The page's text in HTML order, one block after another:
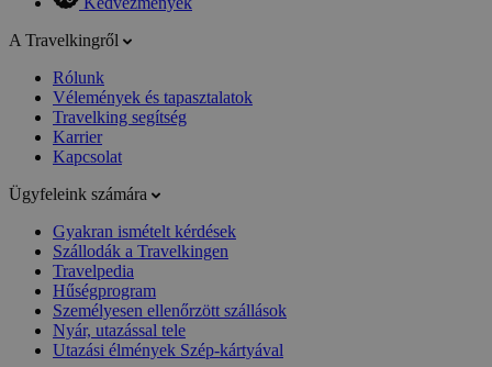
A Travelkingről
Rólunk
Vélemények és tapasztalatok
Travelking segítség
Karrier
Kapcsolat
Ügyfeleink számára
Gyakran ismételt kérdések
Szállodák a Travelkingen
Travelpedia
Hűségprogram
Személyesen ellenőrzött szállások
Nyár, utazással tele
Utazási élmények Szép-kártyával